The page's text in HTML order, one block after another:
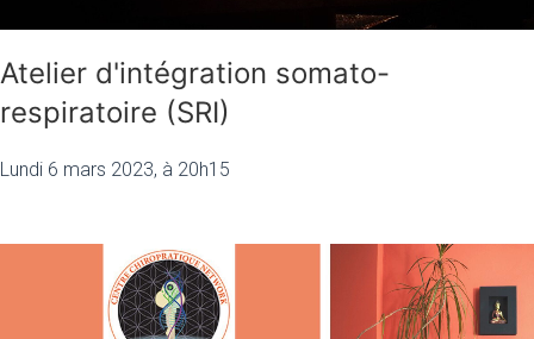
Atelier d'intégration somato-
respiratoire (SRI)
Lundi 6 mars 2023, à 20h15